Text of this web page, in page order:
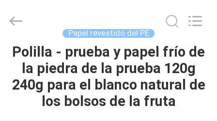
EN
CASA
PRODUCTOS
BMPAPER
CO.,LTD.
Reserved.
Papel revestido del PE
Polilla - prueba y papel frío de
la piedra de la prueba 120g
240g para el blanco natural de
los bolsos de la fruta